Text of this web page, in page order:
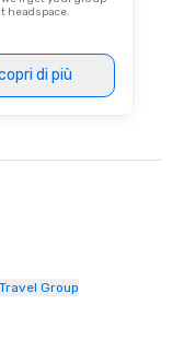
headspace.
di più
Group